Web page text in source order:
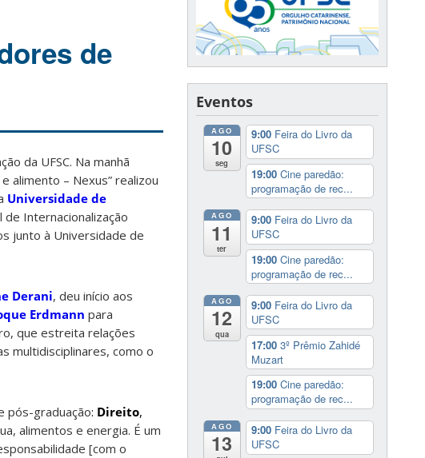
de
da UFSC. Na manhã
alimento – Nexus” realizou
Universidade de
Internacionalização
junto à Universidade de
Derani, deu início aos
Erdmann para
que estreita relações
multidisciplinares, como o
pós-graduação: Direito,
alimentos e energia. É um
[com o
Eventos
AGO
10
seg
9:00 Feira do Livro da
UFSC
19:00 Cine paredão:
programação de rec...
AGO
11
ter
9:00 Feira do Livro da
UFSC
19:00 Cine paredão:
programação de rec...
AGO
12
qua
9:00 Feira do Livro da
UFSC
17:00 3º Prêmio Zahidé
Muzart
19:00 Cine paredão:
programação de rec...
AGO
13
9:00 Feira do Livro da
UFSC